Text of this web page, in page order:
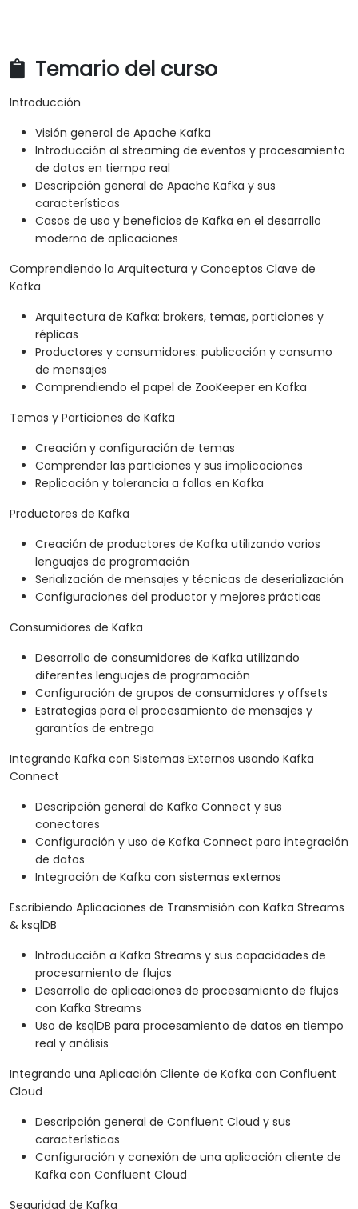
Temario del curso
Introducción
Visión general de Apache Kafka
Introducción al streaming de eventos y procesamiento
de datos en tiempo real
Descripción general de Apache Kafka y sus
características
Casos de uso y beneficios de Kafka en el desarrollo
moderno de aplicaciones
Comprendiendo la Arquitectura y Conceptos Clave de
Kafka
Arquitectura de Kafka: brokers, temas, particiones y
réplicas
Productores y consumidores: publicación y consumo
de mensajes
Comprendiendo el papel de ZooKeeper en Kafka
Temas y Particiones de Kafka
Creación y configuración de temas
Comprender las particiones y sus implicaciones
Replicación y tolerancia a fallas en Kafka
Productores de Kafka
Creación de productores de Kafka utilizando varios
lenguajes de programación
Serialización de mensajes y técnicas de deserialización
Configuraciones del productor y mejores prácticas
Consumidores de Kafka
Desarrollo de consumidores de Kafka utilizando
diferentes lenguajes de programación
Configuración de grupos de consumidores y offsets
Estrategias para el procesamiento de mensajes y
garantías de entrega
Integrando Kafka con Sistemas Externos usando Kafka
Connect
Descripción general de Kafka Connect y sus
conectores
Configuración y uso de Kafka Connect para integración
de datos
Integración de Kafka con sistemas externos
Escribiendo Aplicaciones de Transmisión con Kafka Streams
& ksqlDB
Introducción a Kafka Streams y sus capacidades de
procesamiento de flujos
Desarrollo de aplicaciones de procesamiento de flujos
con Kafka Streams
Uso de ksqlDB para procesamiento de datos en tiempo
real y análisis
Integrando una Aplicación Cliente de Kafka con Confluent
Cloud
Descripción general de Confluent Cloud y sus
características
Configuración y conexión de una aplicación cliente de
Kafka con Confluent Cloud
Seguridad de Kafka